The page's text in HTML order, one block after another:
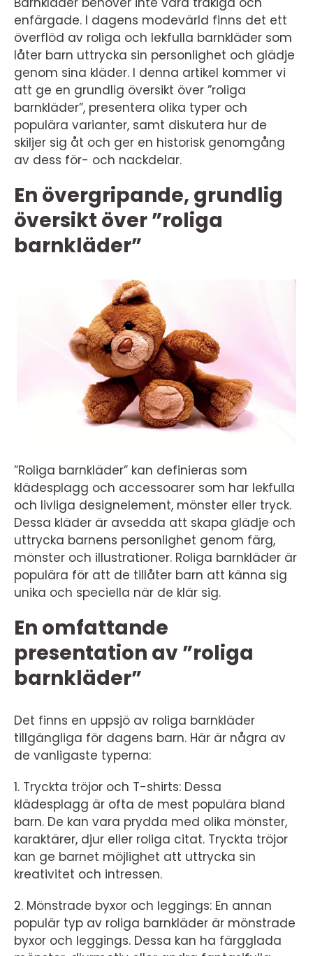
enfärgade. I dagens modevärld finns det ett
överflöd av roliga och lekfulla barnkläder som
låter barn uttrycka sin personlighet och glädje
genom sina kläder. I denna artikel kommer vi
att ge en grundlig översikt över ”roliga
barnkläder”, presentera olika typer och
populära varianter, samt diskutera hur de
skiljer sig åt och ger en historisk genomgång
av dess för- och nackdelar.
En övergripande, grundlig
översikt över ”roliga
barnkläder”
”Roliga barnkläder” kan definieras som
klädesplagg och accessoarer som har lekfulla
och livliga designelement, mönster eller tryck.
Dessa kläder är avsedda att skapa glädje och
uttrycka barnens personlighet genom färg,
mönster och illustrationer. Roliga barnkläder är
populära för att de tillåter barn att känna sig
unika och speciella när de klär sig.
En omfattande
presentation av ”roliga
barnkläder”
Det finns en uppsjö av roliga barnkläder
tillgängliga för dagens barn. Här är några av
de vanligaste typerna:
1. Tryckta tröjor och T-shirts: Dessa
klädesplagg är ofta de mest populära bland
barn. De kan vara prydda med olika mönster,
karaktärer, djur eller roliga citat. Tryckta tröjor
kan ge barnet möjlighet att uttrycka sin
kreativitet och intressen.
2. Mönstrade byxor och leggings: En annan
populär typ av roliga barnkläder är mönstrade
byxor och leggings. Dessa kan ha färgglada